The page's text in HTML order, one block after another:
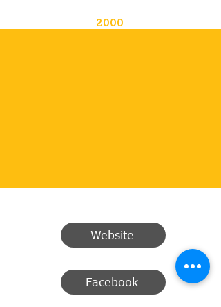
2000
Website
Facebook